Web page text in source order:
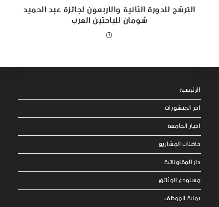
الترشح للدورة الثانية والاربعون لجائزة عبد الحميد
شومان للباحثين العرب
الرئيسية
آخر المنشورات
اخبار الجامعة
حاضنات المشاريع
دار المقاولاتية
مستودع الوثائق
بوابة الموظف